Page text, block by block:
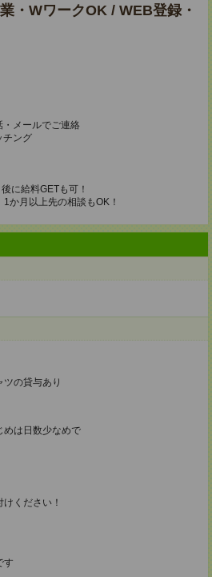
・WワークOK / WEB登録・
・メールでご連絡
チング
に給料GETも可！
か月以上先の相談もOK！
の貸与あり
は日数少なめで
ください！
す